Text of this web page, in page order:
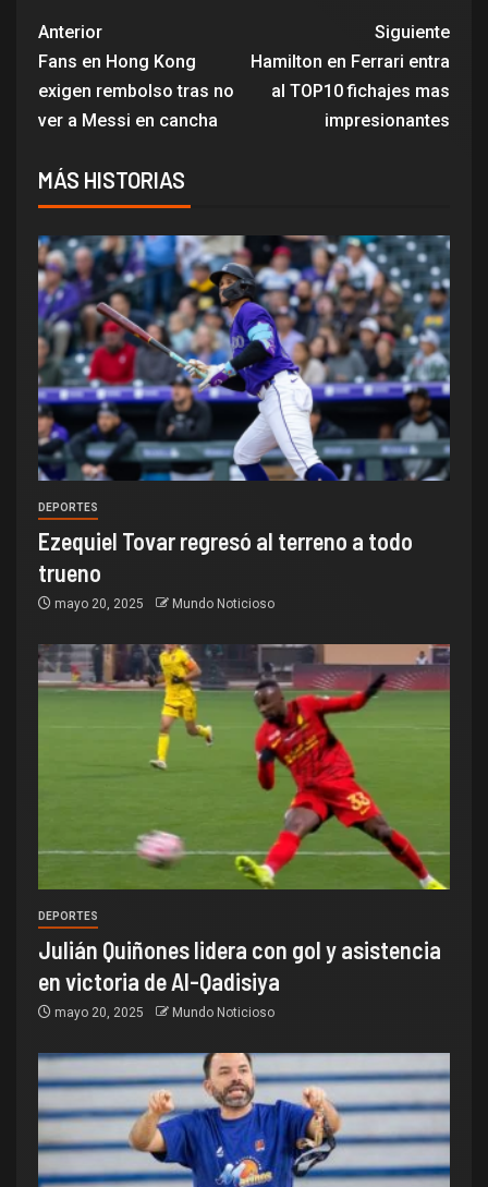
Anterior
Fans en Hong Kong
exigen rembolso tras no
ver a Messi en cancha
Siguiente
Hamilton en Ferrari entra
al TOP10 fichajes mas
impresionantes
MÁS HISTORIAS
DEPORTES
Ezequiel Tovar regresó al terreno a todo
trueno
mayo 20, 2025 Mundo Noticioso
DEPORTES
Julián Quiñones lidera con gol y asistencia
en victoria de Al-Qadisiya
mayo 20, 2025 Mundo Noticioso